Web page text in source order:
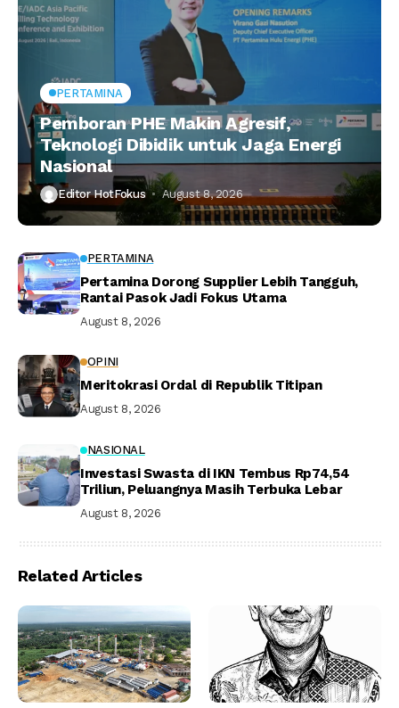
PERTAMINA
Pemboran PHE Makin Agresif,
Teknologi Dibidik untuk Jaga Energi
Nasional
Editor HotFokus August 8, 2026
PERTAMINA
Pertamina Dorong Supplier Lebih Tangguh,
Rantai Pasok Jadi Fokus Utama
August 8, 2026
OPINI
Meritokrasi Ordal di Republik Titipan
August 8, 2026
NASIONAL
Investasi Swasta di IKN Tembus Rp74,54
Triliun, Peluangnya Masih Terbuka Lebar
August 8, 2026
Related Articles